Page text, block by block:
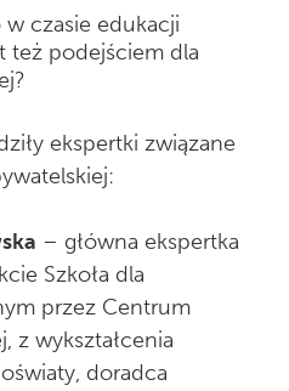
w czasie edukacji
też podejściem dla
ekspertki związane
– główna ekspertka
Szkoła dla
przez Centrum
z wykształcenia
doradca